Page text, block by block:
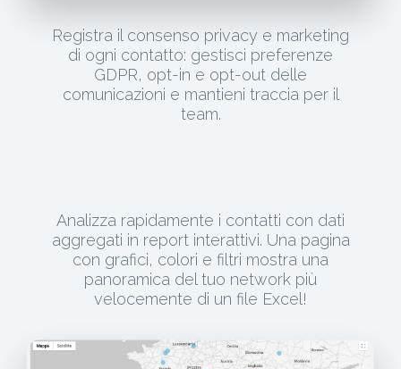
Registra il consenso privacy e marketing
di ogni contatto: gestisci preferenze
GDPR, opt-in e opt-out delle
comunicazioni e mantieni traccia per il
team.
Analizza rapidamente i contatti con dati
aggregati in report interattivi. Una pagina
con grafici, colori e filtri mostra una
panoramica del tuo network più
velocemente di un file Excel!